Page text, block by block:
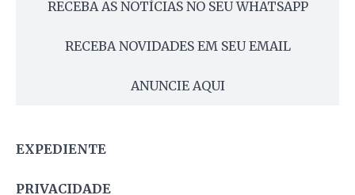
RECEBA AS NOTÍCIAS NO SEU WHATSAPP
RECEBA NOVIDADES EM SEU EMAIL
ANUNCIE AQUI
EXPEDIENTE
PRIVACIDADE